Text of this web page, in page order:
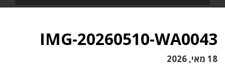
IMG-20260510-WA0043
18 מאי, 2026